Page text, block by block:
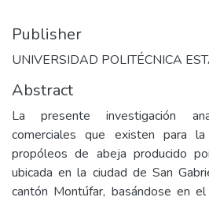
Publisher
UNIVERSIDAD POLITÉCNICA
Abstract
La presente investigación
comerciales que existen para la
propóleos de abeja producido
ubicada en la ciudad de San
cantón Montúfar, basándose en